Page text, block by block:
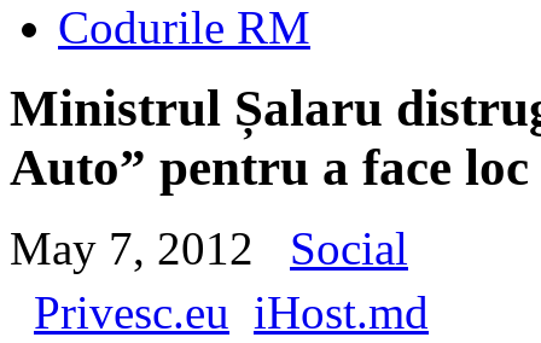
Codurile RM
Ministrul Șalaru
Auto” pentru a face
May 7, 2012
Social
Privesc.eu iHost.md